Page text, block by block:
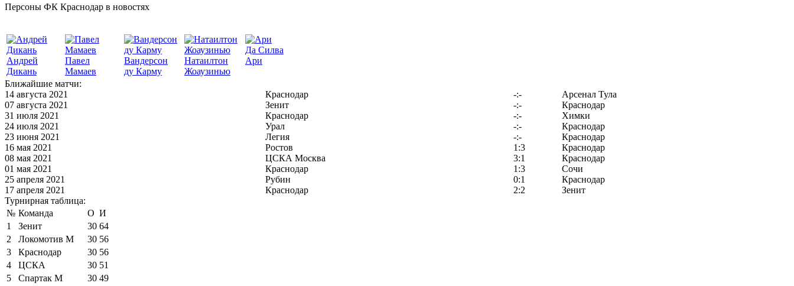
Персоны ФК Краснодар в новостях
Андрей
Дикань
Павел
Мамаев
Вандерсон
ду Карму
Натаилтон
Жоаузинью
Да Силва
Ари
Ближайшие матчи:
14 августа 2021
Краснодар -:-
Арсенал Тула
07 августа 2021
Зенит -:-
Краснодар
31 июля 2021
Краснодар -:-
Химки
24 июля 2021
Урал -:-
Краснодар
23 июня 2021
Легия -:-
Краснодар
16 мая 2021
Ростов 1:3
Краснодар
08 мая 2021
ЦСКА Москва 3:1
Краснодар
01 мая 2021
Краснодар 1:3
Сочи
25 апреля 2021
Рубин 0:1
Краснодар
17 апреля 2021
Краснодар 2:2
Зенит
Турнирная таблица:
№ Команда О И
1
Зенит 30 64
2
Локомотив М 30 56
3
Краснодар 30 56
4
ЦСКА 30 51
5
Спартак М 30 49